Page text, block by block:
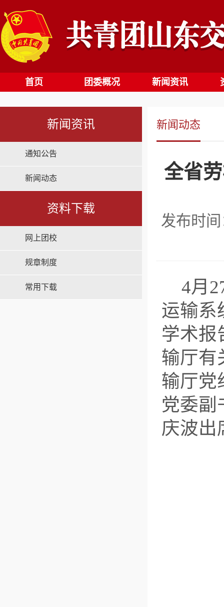
首页 团委概况 新闻资讯
新闻资讯
通知公告
新闻动态
资料下载
网上团校
规章制度
常用下载
新闻动态
全省
发布时
4月
运输系
学术报
输厅有
输厅党
党委副
庆波出